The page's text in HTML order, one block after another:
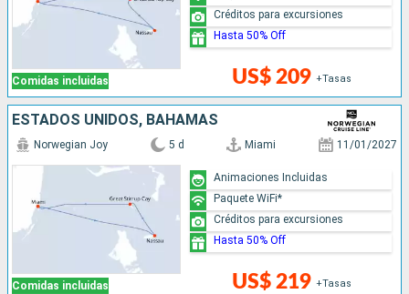
Comidas incluidas US$ 209 +Tasas
Créditos para excursiones
Hasta 50% Off
ESTADOS UNIDOS, BAHAMAS
Comidas incluidas
Norwegian Joy 5 d Miami 11/01/2027
US$ 219 +Tasas
Animaciones Incluidas
Paquete WiFi*
Créditos para excursiones
Hasta 50% Off